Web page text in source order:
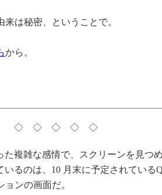
は秘密、ということで。
から。
◇ ◇ ◇ ◇ ◇
複雑な感情で、スクリーンを見つめ
るのは、10 月末に予定されている
ョンの画面だ。